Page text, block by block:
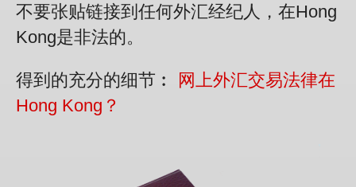
不要张贴链接到任何外汇经纪人，在Hong
Kong是非法的。
得到的充分的细节︰
网上外汇交易法律在
Hong Kong？